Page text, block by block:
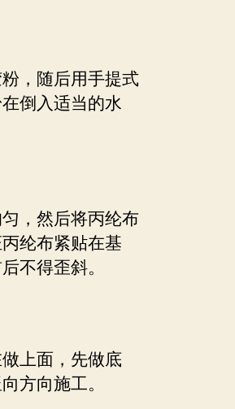
，随后用手提式
倒入适当的水
，然后将丙纶布
纶布紧贴在基
不得歪斜。
上面，先做底
方向施工。